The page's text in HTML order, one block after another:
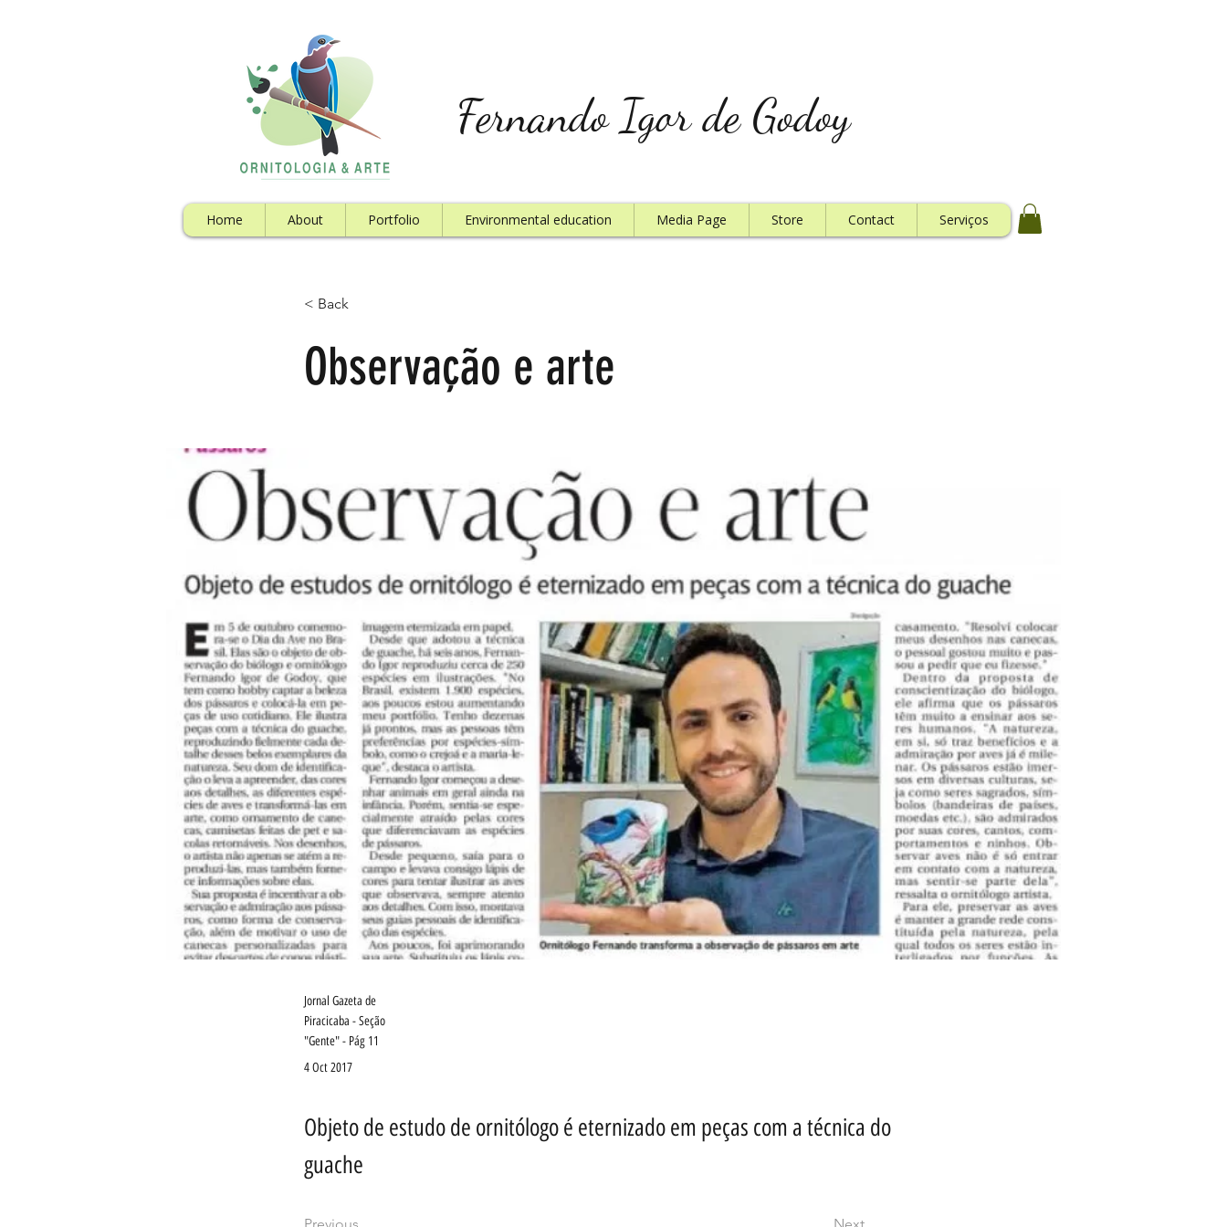
Fernando Igor de Godoy
Home About Portfolio Environmental education Media Page Store Contact Serviços
< Back
Observação e arte
Jornal Gazeta de
Piracicaba - Seção
"Gente" - Pág 11
4 Oct 2017
Objeto de estudo de ornitólogo é eternizado em peças com a técnica do
guache